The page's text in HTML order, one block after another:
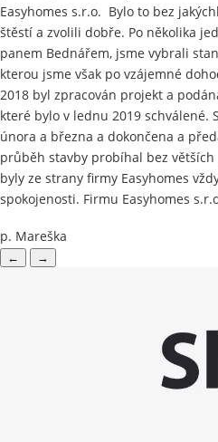
Easyhomes s.r.o. Bylo to bez
štěstí a zvolili dobře. Po několika
panem Bednářem, jsme vybrali
kterou jsme však po vzájemné
2018 byl zpracován projekt a
které bylo v lednu 2019 schválené.
února a března a dokončena a
průběh stavby probíhal bez
byly ze strany firmy Easyhomes
spokojenosti. Firmu Easyhomes
p. Mareška
← →